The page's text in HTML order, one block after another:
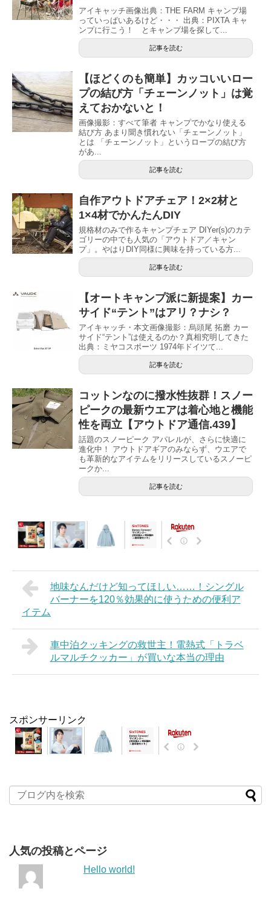
アイキャッチ画像出典：THE FARM キャンプ場
っていっぱいあるけど・・・ 出典：PIXTA キャ
ンプに行こう！ とキャンプ場を探して...
記事を読む
【ほどくのも簡単】カッコいいロー
プの結び方「チェーンノット」は覚
えておかないと！
画像撮影：すべて筆者 キャンプでかなり使える
結び方 あまり聞き慣れない「チェーンノット」
とは 「チェーンノット」というロープの結び方
があ...
記事を読む
自作アウトドアチェア！2×2材と
1×4材でかんたんDIY
規格材のみで作るキャンプチェア DIYer(s)のカテ
ゴリーの中でも人気の「アウトドア／キャン
プ」。やはりDIY同様に興味を持っている方...
記事を読む
【オートキャンプ派に新提案】カー
サイド“テント”はアリ？ナシ？
アイキャッチ・本文画像撮影：烏頭尾 拓磨 カー
サイド“テント”は使えるのか？真相究明してきた
出典：ミヤコスポーツ 1974年ドイツて...
記事を読む
コットンなのに撥水性抜群！スノー
ピークの最新ウエアは着心地と機能
性を両立【アウトドア通信.439】
話題のスノーピーク アパレルが、さらに快適に
進化中！ アウトドアギアのみならず、ウエアで
も革新的なアイテムをリリースしているスノーピ
ークか...
記事を読む
地味なんだけど知ってほしい……！シングル
バーナーを120％効果的に使うための便利ア
イテム
車中泊クッキングの救世主！電熱式「トラベ
ルマルチクッカー」が買いな本当の理由
スポンサーリンク
人気の投稿とページ
Hello world!